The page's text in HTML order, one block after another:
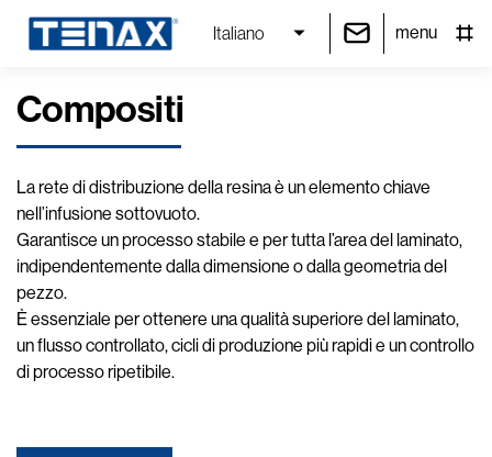
Italiano menu
Compositi
La rete di distribuzione della resina è un elemento chiave
nell’infusione sottovuoto.
Garantisce un processo stabile e per tutta l’area del laminato,
indipendentemente dalla dimensione o dalla geometria del
pezzo.
È essenziale per ottenere una qualità superiore del laminato,
un flusso controllato, cicli di produzione più rapidi e un controllo
di processo ripetibile.